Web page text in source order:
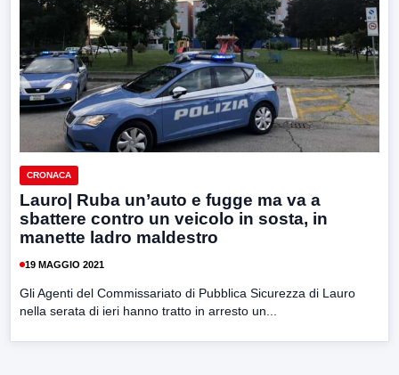
CRONACA
Lauro| Ruba un’auto e fugge ma va a
sbattere contro un veicolo in sosta, in
manette ladro maldestro
19 MAGGIO 2021
Gli Agenti del Commissariato di Pubblica Sicurezza di Lauro
nella serata di ieri hanno tratto in arresto un...